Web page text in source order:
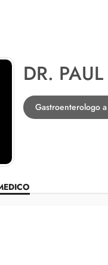
DR.
Gastroenterologo